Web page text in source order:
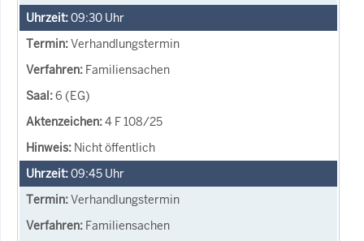
09:30 Uhr
Verhandlungstermin
Familiensachen
6 (EG)
4 F 108/25
Nicht öffentlich
09:45 Uhr
Verhandlungstermin
Familiensachen